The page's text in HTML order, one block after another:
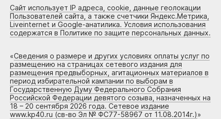
Сайт использует IP адреса, cookie, данные геолокации
Пользователей сайта, а также счетчики Яндекс.Метрика,
Liveinternet и Google-анатилика. Условия использования
содержатся в Политике по защите персональных данных.
«Сведения о размере и других условиях оплаты услуг по
размещению на страницах сетевого издания для
размещения предвыборных, агитационных материалов в
период избирательной кампании по выборам в
Государственную Думу Федерального Собрания
Российской Федерации девятого созыва, назначенных на
18 – 20 сентября 2026 года. Сетевое издание
www.kp40.ru (св-во Эл № ФС77-58967 от 11.08.2014г.)»